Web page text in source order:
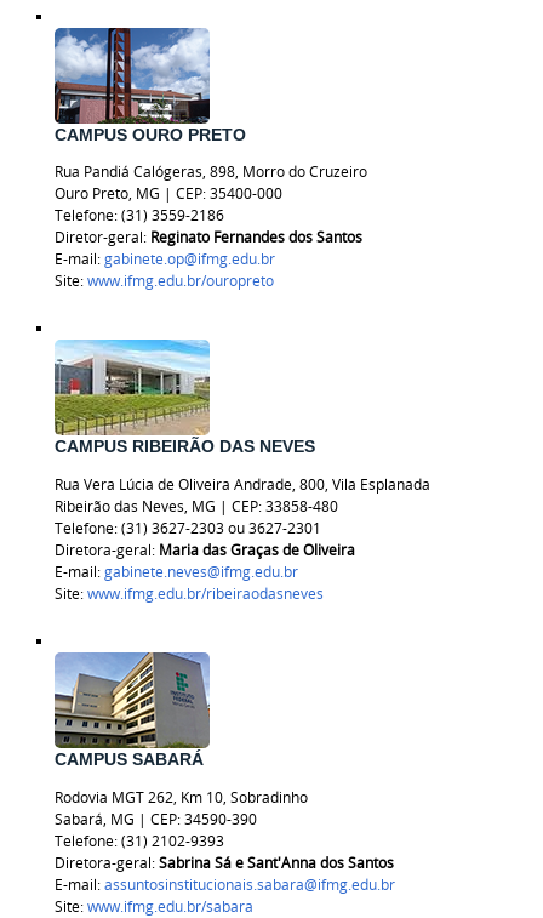
CAMPUS OURO PRETO
Rua Pandiá Calógeras, 898, Morro do Cruzeiro
Ouro Preto, MG | CEP: 35400-000
Telefone: (31) 3559-2186
Diretor-geral: Reginato Fernandes dos Santos
E-mail:gabinete.op@ifmg.edu.br
Site:www.ifmg.edu.br/ouropreto
CAMPUS RIBEIRÃO DAS NEVES
Rua Vera Lúcia de Oliveira Andrade, 800, Vila Esplanada
Ribeirão das Neves, MG | CEP: 33858-480
Telefone: (31) 3627-2303 ou3627-2301
Diretora-geral: Maria das Graças de Oliveira
E-mail:gabinete.neves@ifmg.edu.br
Site:www.ifmg.edu.br/ribeiraodasneves
CAMPUS SABARÁ
Rodovia MGT 262, Km 10, Sobradinho
Sabará, MG | CEP: 34590-390
Telefone: (31) 2102-9393
Diretora-geral:Sabrina Sá e Sant'Anna dos Santos
E-mail:assuntosinstitucionais.sabara@ifmg.edu.br
Site:www.ifmg.edu.br/sabara